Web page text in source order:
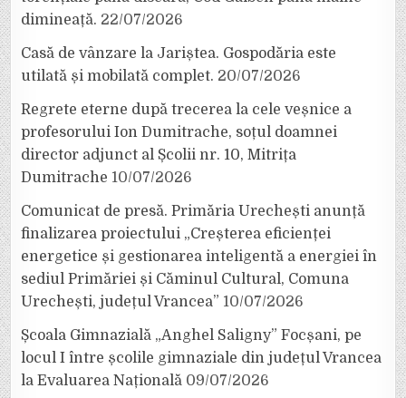
dimineață. 22/07/2026
Casă de vânzare la Jariștea. Gospodăria este
utilată și mobilată complet. 20/07/2026
Regrete eterne după trecerea la cele veșnice a
profesorului Ion Dumitrache, soțul doamnei
director adjunct al Școlii nr. 10, Mitrița
Dumitrache 10/07/2026
Comunicat de presă. Primăria Urechești anunță
finalizarea proiectului „Creșterea eficienței
energetice și gestionarea inteligentă a energiei în
sediul Primăriei și Căminul Cultural, Comuna
Urechești, județul Vrancea” 10/07/2026
Școala Gimnazială „Anghel Saligny” Focșani, pe
locul I între școlile gimnaziale din județul Vrancea
la Evaluarea Națională 09/07/2026